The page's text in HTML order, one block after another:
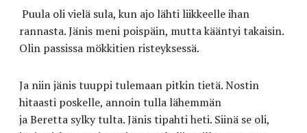
Puula oli vielä sula, kun ajo lähti liikkeelle ihan
rannasta. Jänis meni poispäin, mutta kääntyi takaisin.
Olin passissa mökkitien risteyksessä.
Ja niin jänis tuuppi tulemaan pitkin tietä. Nostin
hitaasti poskelle, annoin tulla lähemmän
ja Beretta sylky tulta. Jänis tipahti heti. Siinä se oli,